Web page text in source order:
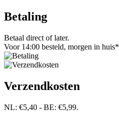
Betaling
Betaal direct of later.
Voor 14:00 besteld, morgen in huis*
Verzendkosten
NL: €5,40 - BE: €5,99.